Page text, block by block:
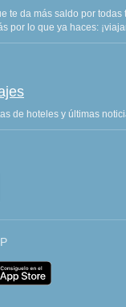
te da más saldo por todas
por lo que ya haces:
de hoteles y últimas